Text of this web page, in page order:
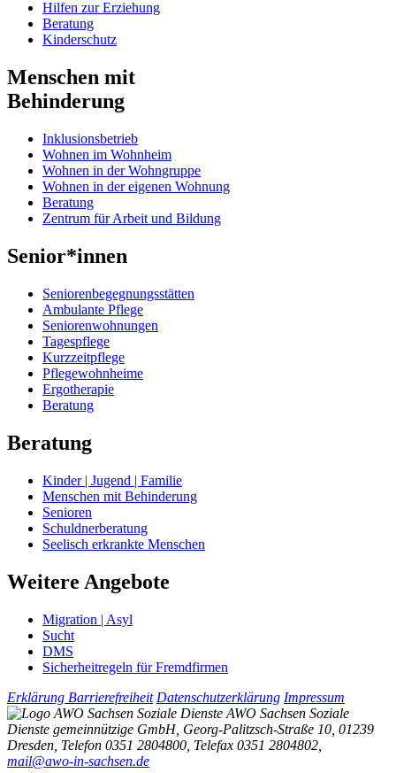
Hilfen zur Erziehung
Beratung
Kinderschutz
Menschen mit
Behinderung
Inklusionsbetrieb
Wohnen im Wohnheim
Wohnen in der Wohngruppe
Wohnen in der eigenen Wohnung
Beratung
Zentrum für Arbeit und Bildung
Senior*innen
Seniorenbegegnungsstätten
Ambulante Pflege
Seniorenwohnungen
Tagespflege
Kurzzeitpflege
Pflegewohnheime
Ergotherapie
Beratung
Beratung
Kinder | Jugend | Familie
Menschen mit Behinderung
Senioren
Schuldnerberatung
Seelisch erkrankte Menschen
Weitere Angebote
Migration | Asyl
Sucht
DMS
Sicherheitregeln für Fremdfirmen
Erklärung Barrierefreiheit Datenschutzerklärung Impressum
AWO Sachsen Soziale
Dienste gemeinnützige GmbH, Georg-Palitzsch-Straße 10, 01239
Dresden, Telefon 0351 2804800, Telefax 0351 2804802,
mail@awo-in-sachsen.de